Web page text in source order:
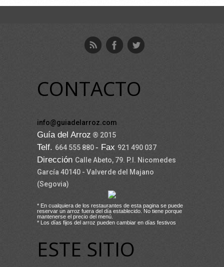
CONTACTO
info@guiadelarroz.com
Guía del Arroz ® 2015
Telf. 664 555 880- Fax 921 490 037
Dirección Calle Abeto, 79. P.I. Nicomedes
García 40140 - Valverde del Majano
(Segovia)
* En cualquiera de los restaurantes de esta pagina se puede
reservar un arroz fuera del día establecido. No tiene porque
mantenerse el precio del menú.
* Los días fijos del arroz pueden cambiar en días festivos
ESTE SITIO